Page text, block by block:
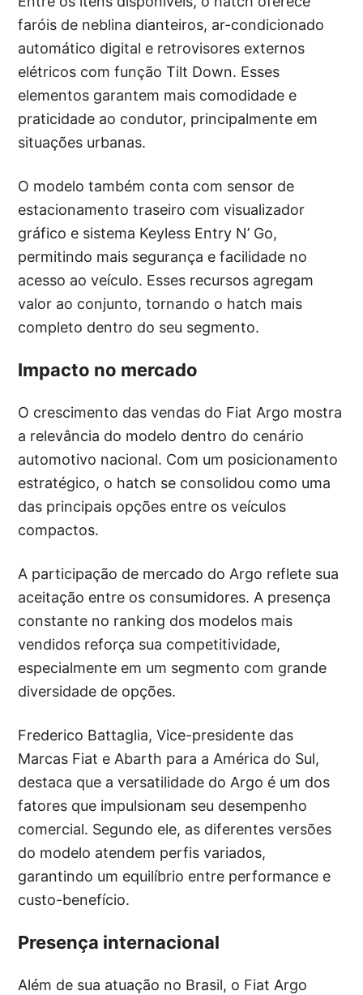
faróis de neblina dianteiros, ar-condicionado
automático digital e retrovisores externos
elétricos com função Tilt Down. Esses
elementos garantem mais comodidade e
praticidade ao condutor, principalmente em
situações urbanas.
O modelo também conta com sensor de
estacionamento traseiro com visualizador
gráfico e sistema Keyless Entry N’ Go,
permitindo mais segurança e facilidade no
acesso ao veículo. Esses recursos agregam
valor ao conjunto, tornando o hatch mais
completo dentro do seu segmento.
Impacto no mercado
O crescimento das vendas do Fiat Argo mostra
a relevância do modelo dentro do cenário
automotivo nacional. Com um posicionamento
estratégico, o hatch se consolidou como uma
das principais opções entre os veículos
compactos.
A participação de mercado do Argo reflete sua
aceitação entre os consumidores. A presença
constante no ranking dos modelos mais
vendidos reforça sua competitividade,
especialmente em um segmento com grande
diversidade de opções.
Frederico Battaglia, Vice-presidente das
Marcas Fiat e Abarth para a América do Sul,
destaca que a versatilidade do Argo é um dos
fatores que impulsionam seu desempenho
comercial. Segundo ele, as diferentes versões
do modelo atendem perfis variados,
garantindo um equilíbrio entre performance e
custo-benefício.
Presença internacional
Além de sua atuação no Brasil, o Fiat Argo